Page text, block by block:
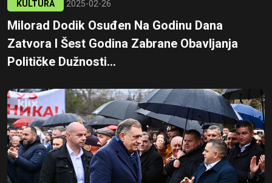
KULTURA 2025-02-26
Milorad Dodik Osuđen Na Godinu Dana
Zatvora I Šest Godina Zabrane Obavljanja
Političke Dužnosti...